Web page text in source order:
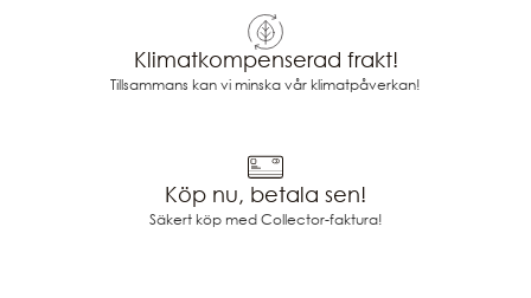
Klimatkompenserad frakt!
Tillsammans kan vi minska vår klimatpåverkan!
Köp nu, betala sen!
Säkert köp med Collector-faktura!